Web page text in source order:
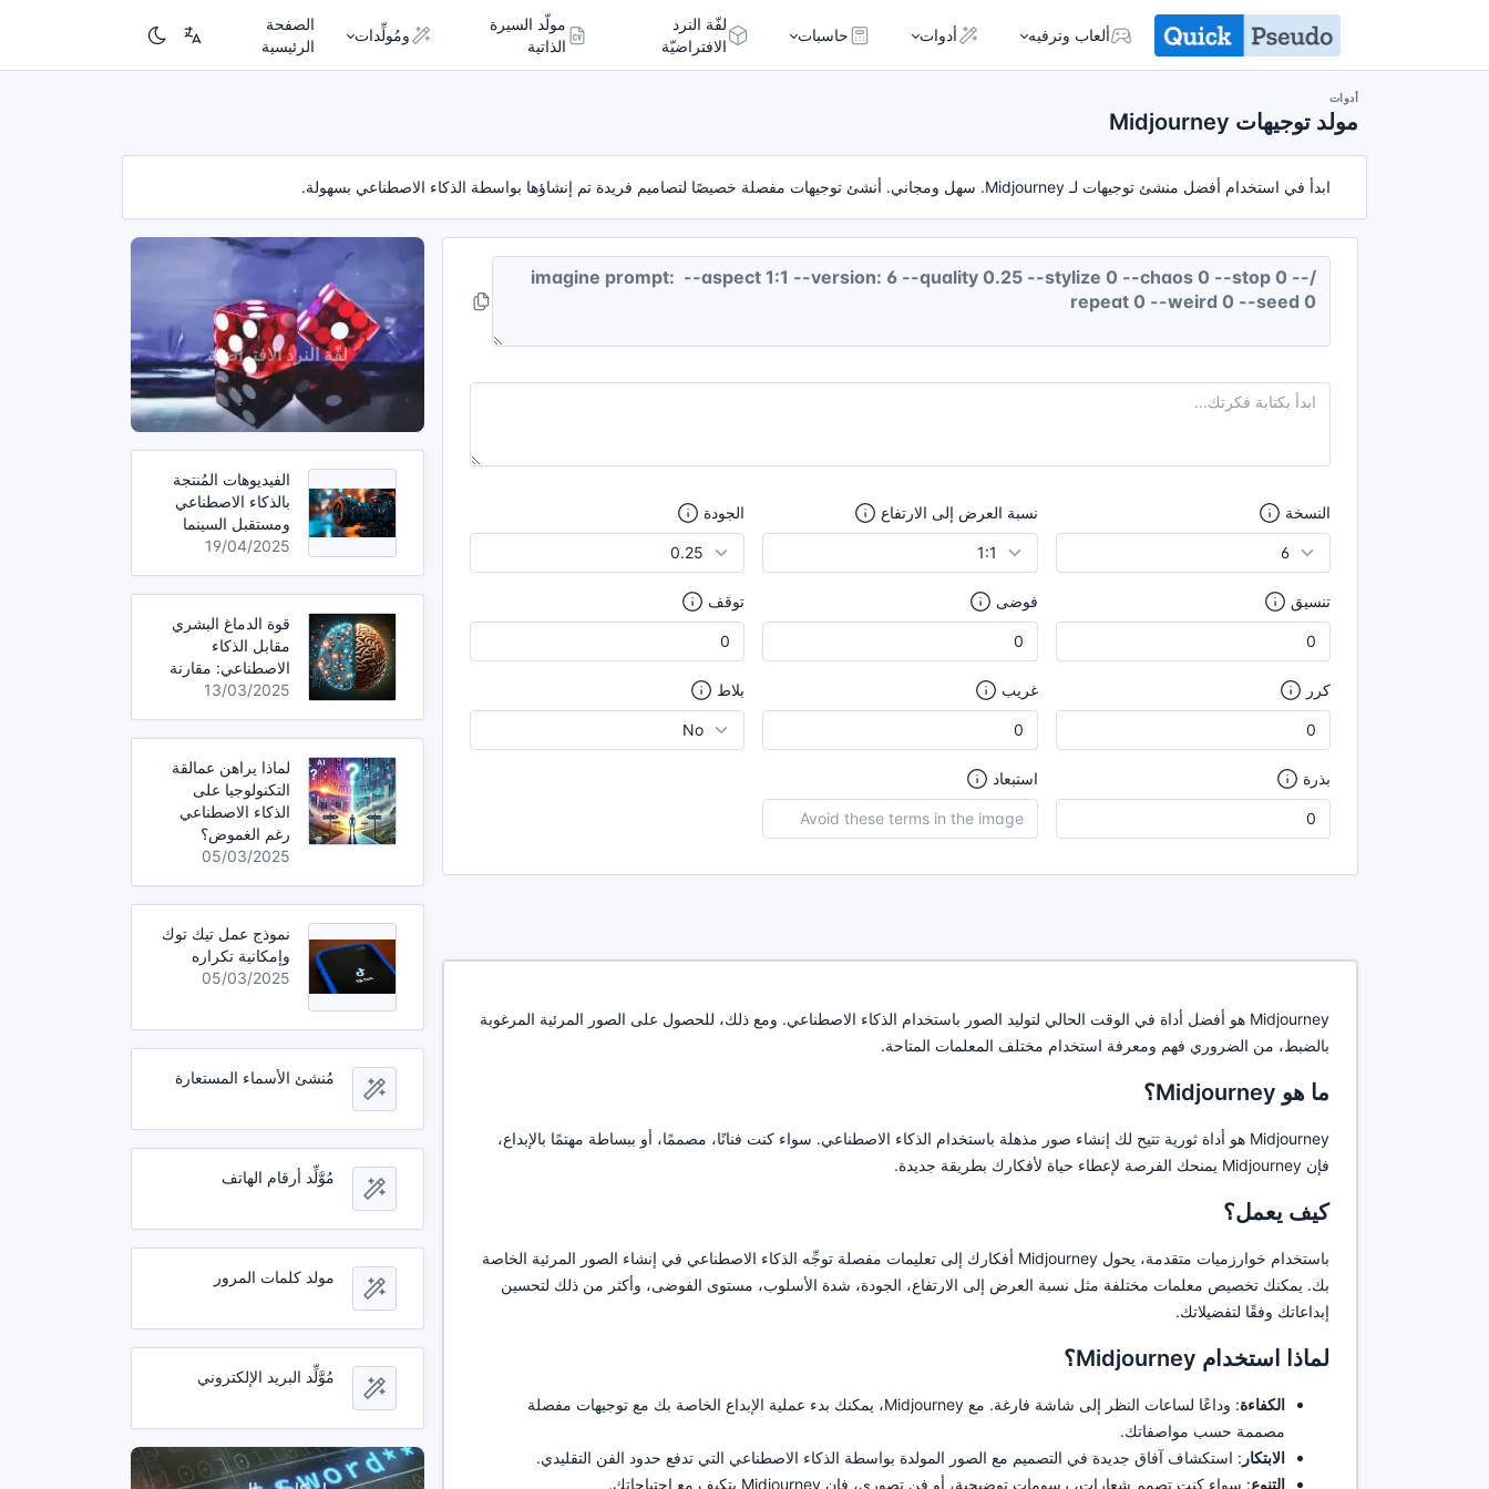
ألعاب وترفيه أدوات حاسبات
لفّة النرد
الافتراضيّة
مولّد السيرة
الذاتية
ومُولِّدات
الصفحة
الرئيسية
أدوات
مولد توجيهات Midjourney
ابدأ في استخدام أفضل منشئ توجيهات لـ Midjourney. سهل ومجاني. أنشئ توجيهات مفصلة خصيصًا لتصاميم فريدة تم إنشاؤها بواسطة الذكاء الاصطناعي بسهولة.
النسخة نسبة العرض إلى الارتفاع الجودة
تنسيق فوضى توقف
كرر غريب بلاط
بذرة استبعاد
Midjourney هو أفضل أداة في الوقت الحالي لتوليد الصور باستخدام الذكاء الاصطناعي. ومع ذلك، للحصول على الصور المرئية المرغوبة
بالضبط، من الضروري فهم ومعرفة استخدام مختلف المعلمات المتاحة.
ما هو Midjourney؟
Midjourney هو أداة ثورية تتيح لك إنشاء صور مذهلة باستخدام الذكاء الاصطناعي. سواء كنت فنانًا، مصممًا، أو ببساطة مهتمًا بالإبداع،
فإن Midjourney يمنحك الفرصة لإعطاء حياة لأفكارك بطريقة جديدة.
كيف يعمل؟
باستخدام خوارزميات متقدمة، يحول Midjourney أفكارك إلى تعليمات مفصلة توجِّه الذكاء الاصطناعي في إنشاء الصور المرئية الخاصة
بك. يمكنك تخصيص معلمات مختلفة مثل نسبة العرض إلى الارتفاع، الجودة، شدة الأسلوب، مستوى الفوضى، وأكثر من ذلك لتحسين
إبداعاتك وفقًا لتفضيلاتك.
لماذا استخدام Midjourney؟
الكفاءة
: وداعًا لساعات النظر إلى شاشة فارغة. مع Midjourney، يمكنك بدء عملية الإبداع الخاصة بك مع توجيهات مفصلة
مصممة حسب مواصفاتك.
الابتكار : استكشاف آفاق جديدة في التصميم مع الصور المولدة بواسطة الذكاء الاصطناعي التي تدفع حدود الفن التقليدي.
التنوع: سواء كنت تصمم شعارات، رسومات توضيحية، أو فن تصوري، فإن Midjourney يتكيف مع احتياجاتك.
الفيديوهات المُنتجة
بالذكاء الاصطناعي
ومستقبل السينما
19/04/2025
قوة الدماغ البشري
مقابل الذكاء
الاصطناعي: مقارنة
13/03/2025
لماذا يراهن عمالقة
التكنولوجيا على
الذكاء الاصطناعي
رغم الغموض؟
05/03/2025
نموذج عمل تيك توك
وإمكانية تكراره
05/03/2025
مُنشئ الأسماء المستعارة
مُوَّلِّد أرقام الهاتف
مولد كلمات المرور
مُوَّلِّد البريد الإلكتروني
مولد كلمات المرور